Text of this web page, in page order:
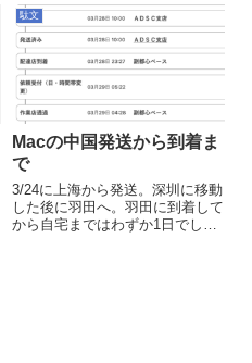
て、石井紘基氏の話へと移り、中
盤以降は経済の話ですらなくなっ
ていきます。できれば頭から通し
て見た方が楽しいと思います...
駄文
Macの中国発送から到着ま
で
3/24に上海から発送。深圳に移動
した後に羽田へ。羽田に到着して
から自宅まではわずか1日でした